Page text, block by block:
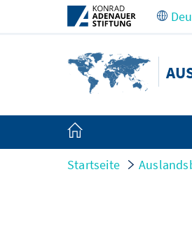
Zum Hauptinhalt springen
Startseite